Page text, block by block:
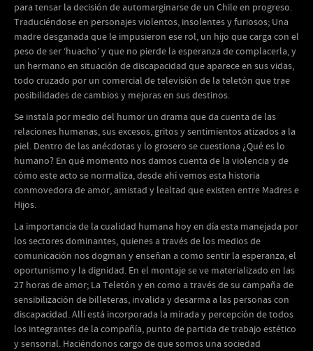
para tensar la decisión de automarginarse de un Chile en progreso.
Traduciéndose en personajes violentos, insolentes y furiosos; Una
madre desganada que le impusieron ese rol, un hijo que carga con el
peso de ser ‘huacho’ y que no pierde la esperanza de complacerla, y
un hermano en situación de discapacidad que aparece en sus vidas,
todo cruzado por un comercial de televisión de la teletón que trae
posibilidades de cambios y mejoras en sus destinos.
Se instala por medio del humor un drama que da cuenta de las
relaciones humanas, sus excesos, gritos y sentimientos atizados a la
piel. Dentro de las anécdotas y lo grosero se cuestiona ¿Qué es lo
humano? En qué momento nos damos cuenta de la violencia y de
cómo este acto se normaliza, desde ahí vemos esta historia
conmovedora de amor, amistad y lealtad que existen entre Madres e
Hijos.
La importancia de la cualidad humana hoy en día esta manejada por
los sectores dominantes, quienes a través de los medios de
comunicación nos dogman y enseñan a como sentir la esperanza, el
oportunismo y la dignidad. En el montaje se ve materializado en las
27 horas de amor; La Teletón y en como a través de su campaña de
sensibilización de billeteras, invalida y desarma a las personas con
discapacidad. Allí está incorporada la mirada y percepción de todos
los integrantes de la compañía, punto de partida de trabajo estético
y sensorial. Haciéndonos cargo de que somos una sociedad